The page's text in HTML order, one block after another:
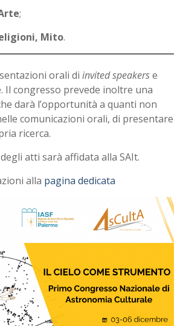
;
Mito.
orali di invited speakerse
Il congresso prevede inoltre una
darà l’opportunità a quanti non
comunicazioni orali, di presentare
ricerca.
atti sarà affidata alla SAIt.
alla pagina dedicata